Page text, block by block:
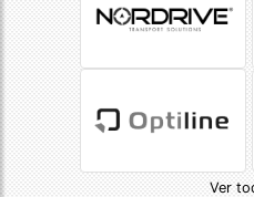
Ver